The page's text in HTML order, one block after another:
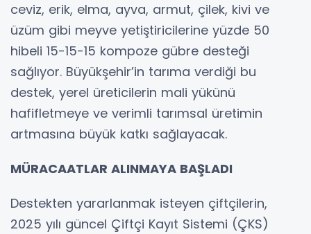
ceviz, erik, elma, ayva, armut, çilek, kivi ve
üzüm gibi meyve yetiştiricilerine yüzde 50
hibeli 15-15-15 kompoze gübre desteği
sağlıyor. Büyükşehir’in tarıma verdiği bu
destek, yerel üreticilerin mali yükünü
hafifletmeye ve verimli tarımsal üretimin
artmasına büyük katkı sağlayacak.
MÜRACAATLAR ALINMAYA BAŞLADI
Destekten yararlanmak isteyen çiftçilerin,
2025 yılı güncel Çiftçi Kayıt Sistemi (ÇKS)